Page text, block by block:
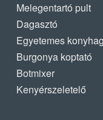
Melegentartó pult
Dagasztó
Egyetemes
Burgonya koptató
Botmixer
Kenyérszeletelő